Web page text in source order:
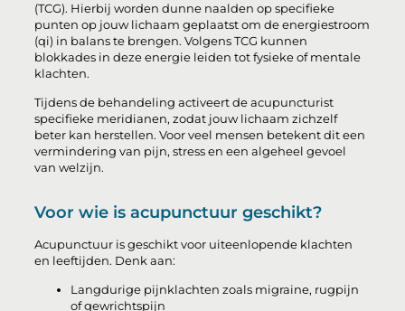
(TCG). Hierbij worden dunne naalden op specifieke
punten op jouw lichaam geplaatst om de energiestroom
(qi) in balans te brengen. Volgens TCG kunnen
blokkades in deze energie leiden tot fysieke of mentale
klachten.
Tijdens de behandeling activeert de acupuncturist
specifieke meridianen, zodat jouw lichaam zichzelf
beter kan herstellen. Voor veel mensen betekent dit een
vermindering van pijn, stress en een algeheel gevoel
van welzijn.
Voor wie is acupunctuur geschikt?
Acupunctuur is geschikt voor uiteenlopende klachten
en leeftijden. Denk aan:
Langdurige pijnklachten zoals migraine, rugpijn
of gewrichtspijn